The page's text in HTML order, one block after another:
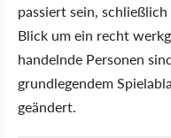
passiert sein,
Blick um ein recht
handelnde Personen
grundlegendem
geändert.